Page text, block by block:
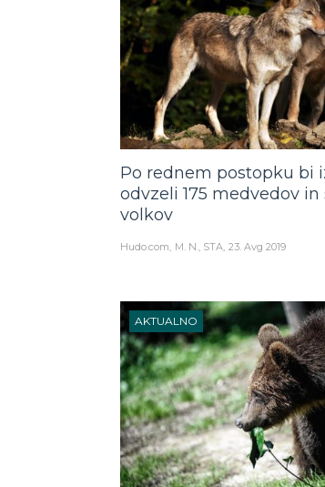
Po rednem postopku bi
odvzeli 175 medvedov in
volkov
Hudo.com M. N., STA 23. Avg 2019
AKTUALNO